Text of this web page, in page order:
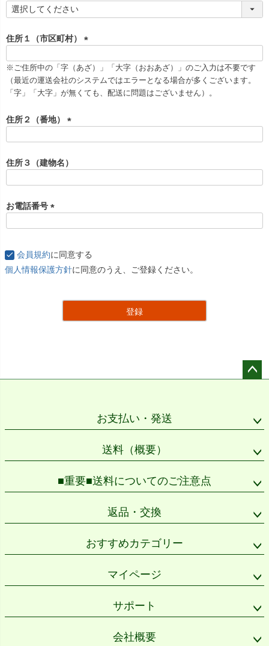
)
(
須
)
住所１（市区町村）
必
須
)
※ご住所中の「字（あざ）」「大字（おおあざ）」のご入力は不要です
（最近の運送会社のシステムではエラーとなる場合が多くございます。
「字」「大字」が無くても、配送に問題はございません）。
住所２（番地）
須
)
住所３（建物名）
お電話番号
)
会員規約に同意する
個人情報保護方針に同意のうえ、ご登録ください。
登録
お支払い・発送
送料（概要）
■重要■送料についてのご注意点
返品・交換
おすすめカテゴリー
マイページ
サポート
会社概要